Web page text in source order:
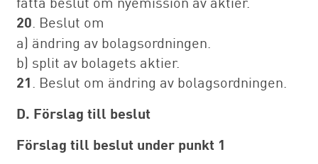
20 . Beslut om
a) ändring av bolagsordningen.
b) split av bolagets aktier.
21 . Beslut om ändring av bolagsordningen.
D. Förslag till beslut
Förslag till beslut under punkt 1